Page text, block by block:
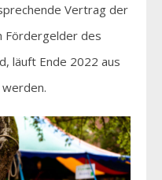
Vertrag der
Fördergelder des
läuft Ende 2022 aus